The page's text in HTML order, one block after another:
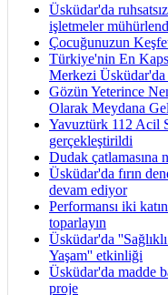
Üsküdar'da
işletmeler
Çocuğunuzun
Türkiye'nin En
Merkezi Üsküdar'da
Gözün Yeterince
Olarak Meydana
Yavuztürk 112 Acil
gerçekleştirildi
Dudak çatlamasına
Üsküdar'da fırın
devam ediyor
Performansı iki
toparlayın
Üsküdar'da
Yaşam'' etkinliği
Üsküdar'da madde
proje